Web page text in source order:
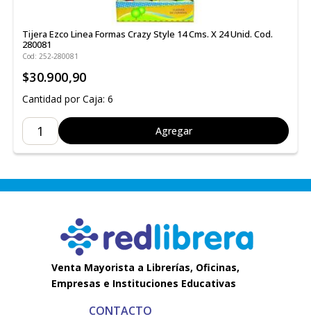
Tijera Ezco Linea Formas Crazy Style 14 Cms. X 24 Unid. Cod.
280081
Cod: 252-280081
$30.900,90
Cantidad por Caja: 6
Agregar
Venta Mayorista a Librerías, Oficinas,
Empresas e Instituciones Educativas
CONTACTO